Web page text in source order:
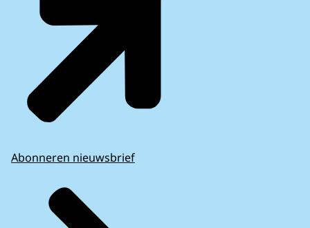
Abonneren nieuwsbrief